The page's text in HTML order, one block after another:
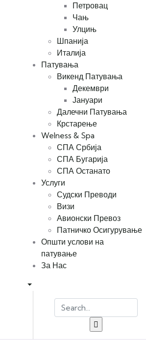
Петровац
Чањ
Улцињ
Шпанија
Италија
Патувања
Викенд Патувања
Декември
Јануари
Далечни Патувања
Крстарење
Welness & Spa
СПА Србија
СПА Бугарија
СПА Останато
Услуги
Судски Преводи
Визи
Авионски Превоз
Патничко Осигурување
Општи услови на
патување
За Нас